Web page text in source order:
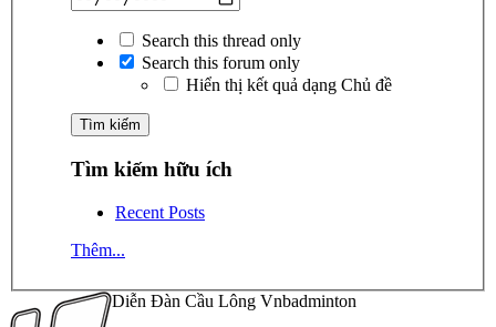
Search this thread only
Search this forum only
Hiển thị kết quả dạng Chủ đề
Tìm kiếm hữu ích
Recent Posts
Thêm...
Diễn Đàn Cầu Lông Vnbadminton